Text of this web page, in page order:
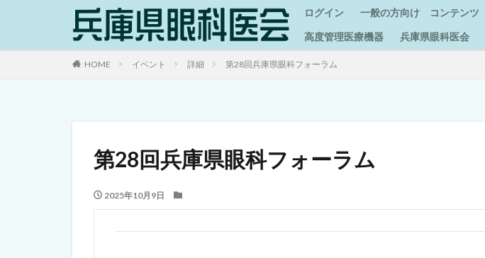
ログイン 一般の方向け コンテンツ
高度管理医療機器
兵庫県眼科医会
HOME イベント 詳細 第28回兵庫県眼科フォーラム
第28回兵庫県眼科フォーラム
2025年10月9日